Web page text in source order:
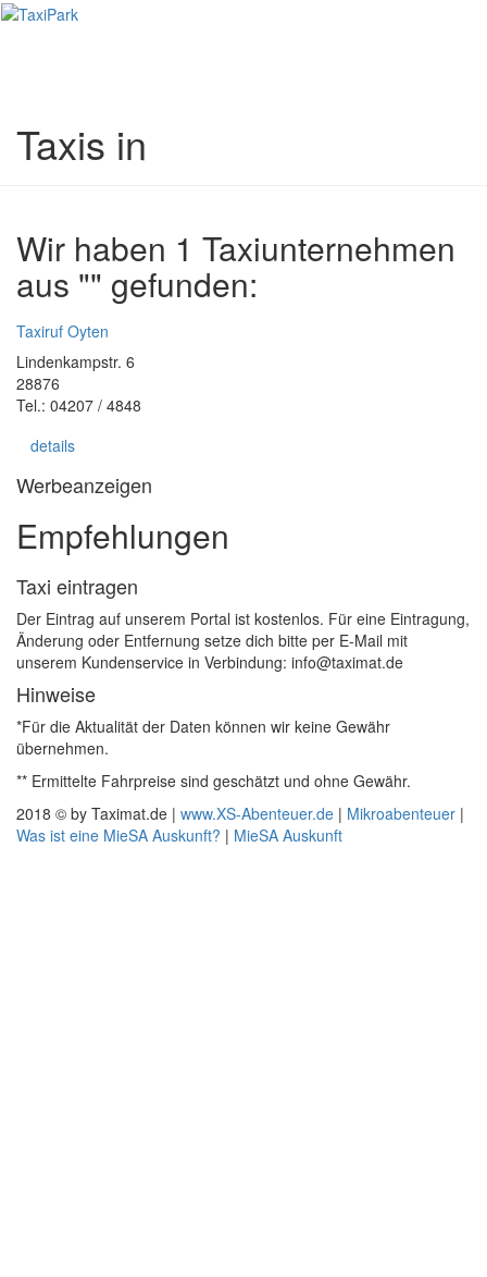
Taxis in
Wir haben 1 Taxiunternehmen
aus "" gefunden:
Taxiruf Oyten
Lindenkampstr. 6
28876
Tel.: 04207 / 4848
details
Werbeanzeigen
Empfehlungen
Taxi eintragen
Der Eintrag auf unserem Portal ist kostenlos. Für eine Eintragung,
Änderung oder Entfernung setze dich bitte per E-Mail mit
unserem Kundenservice in Verbindung: info@taximat.de
Hinweise
*Für die Aktualität der Daten können wir keine Gewähr
übernehmen.
** Ermittelte Fahrpreise sind geschätzt und ohne Gewähr.
2018 © by Taximat.de | www.XS-Abenteuer.de | Mikroabenteuer |
Was ist eine MieSA Auskunft? | MieSA Auskunft